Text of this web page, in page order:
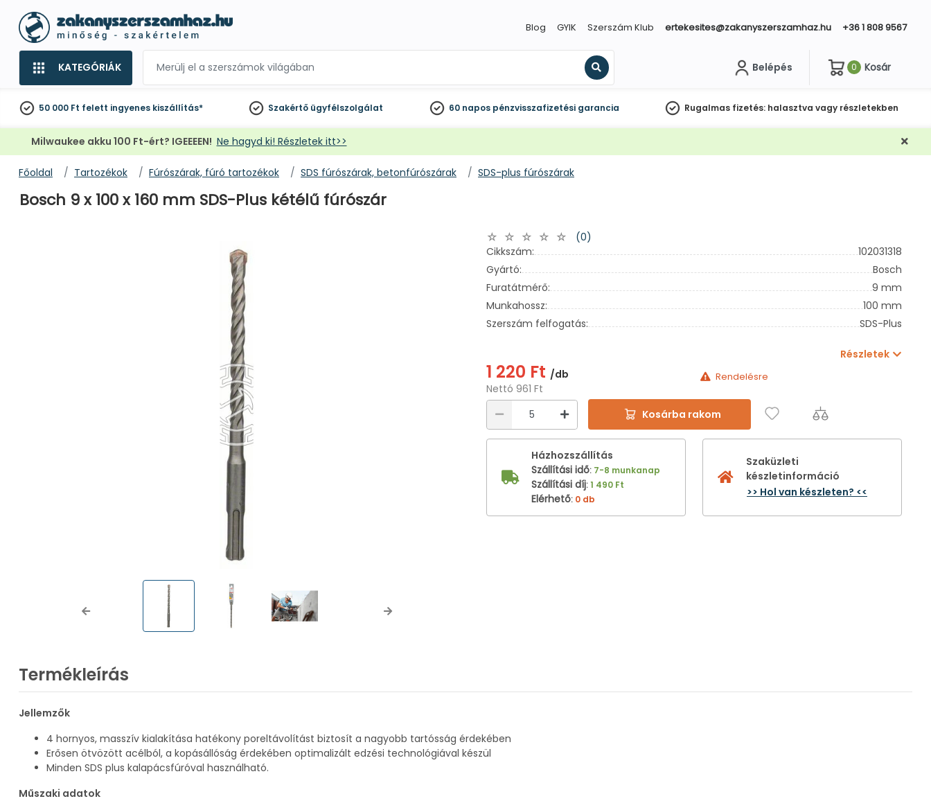
Blog GYIK Szerszám Klub ertekesites@zakanyszerszamhaz.hu +36 1 808 9567
KATEGÓRIÁK
Keresés
Belépés 0 Kosár
50 000 Ft felett ingyenes kiszállítás* Szakértő ügyfélszolgálat 60 napos pénzvisszafizetési garancia Rugalmas fizetés: halasztva vagy részletekben
Milwaukee akku 100 Ft-ért? IGEEEEN! Ne hagyd ki! Részletek itt>>
Főoldal Tartozékok Fúrószárak, fúró tartozékok SDS fúrószárak, betonfúrószárak SDS-plus fúrószárak
Bosch 9 x 100 x 160 mm SDS-Plus kétélű fúrószár
Previous Next
(0)
Cikkszám:
102031318
Gyártó:
Bosch
Furatátmérő:
9 mm
Munkahossz:
100 mm
Szerszám felfogatás:
SDS-Plus
Részletek
1 220 Ft /db
Nettó 961 Ft
Rendelésre
Kosárba rakom
Házhozszállítás
Szállítási idő: 7-8 munkanap
Szállítási díj:1 490 Ft
Elérhető: 0 db
Szaküzleti
készletinformáció
>> Hol van készleten? <<
Termékleírás
Jellemzők
4 hornyos, masszív kialakítása hatékony poreltávolítást biztosít a nagyobb tartósság érdekében
Erősen ötvözött acélból, a kopásállóság érdekében optimalizált edzési technológiával készül
Minden SDS plus kalapácsfúróval használható.
Műszaki adatok